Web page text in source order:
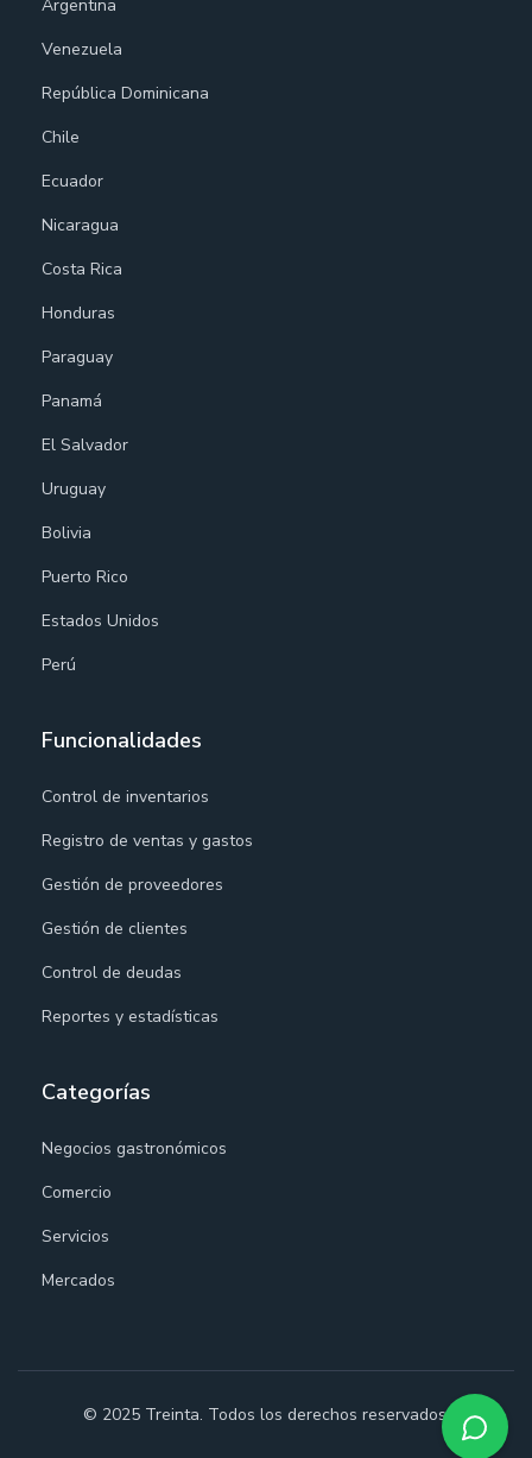
Argentina
Venezuela
República Dominicana
Chile
Ecuador
Nicaragua
Costa Rica
Honduras
Paraguay
Panamá
El Salvador
Uruguay
Bolivia
Puerto Rico
Estados Unidos
Perú
Funcionalidades
Control de inventarios
Registro de ventas y gastos
Gestión de proveedores
Gestión de clientes
Control de deudas
Reportes y estadísticas
Categorías
Negocios gastronómicos
Comercio
Servicios
Mercados
© 2025 Treinta. Todos los derechos reservados.